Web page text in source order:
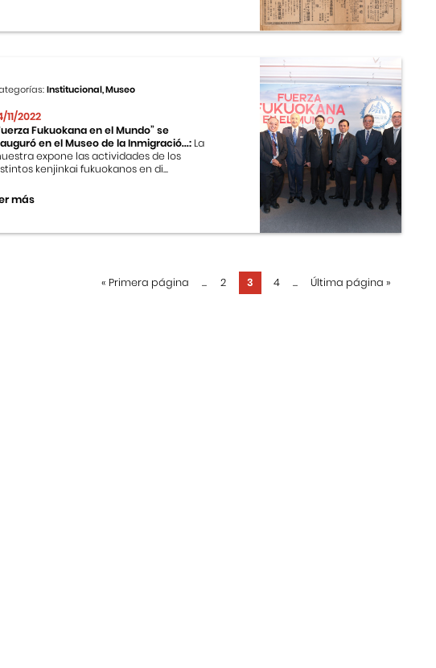
Institucional, Museo
11/2022
Fukuokana en el Mundo” se
en el Museo de la Inmigració...: La
expone las actividades de los
kenjinkai fukuokanos en di...
más
« Primera página ... 2 3 4 ... Última página »